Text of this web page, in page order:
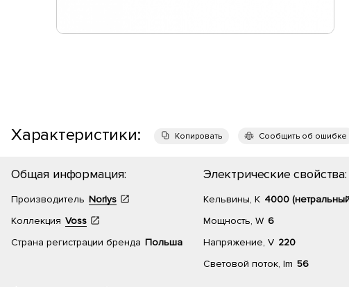
Характеристики: Копировать Сообщить об ошибке
Общая информация:
Производитель Norlys
Коллекция Voss
Страна регистрации бренда Польша
Электрические свойства:
Кельвины, К 4000
Мощность, W 6
Напряжение, V 220
Световой поток, lm 56